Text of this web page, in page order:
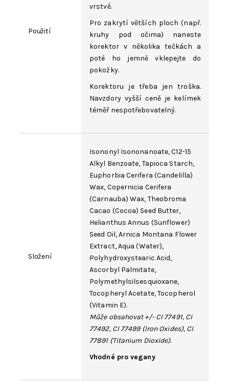
Použití
vrstvě.
Pro zakrytí větších ploch (např.
kruhy pod očima) naneste
korektor v několika tečkách a
poté ho jemně vklepejte do
pokožky.
Korektoru je třeba jen troška.
Navzdory vyšší ceně je kelímek
téměř nespotřebovatelný.
Složení
Isononyl Isononanoate, C12-15
Alkyl Benzoate, Tapioca Starch,
Euphorbia Cerifera (Candelilla)
Wax, Copernicia Cerifera
(Carnauba) Wax, Theobroma
Cacao (Cocoa) Seed Butter,
Helianthus Annus (Sunflower)
Seed Oil, Arnica Montana Flower
Extract,Aqua (Water),
Polyhydroxystearic Acid,
Ascorbyl Palmitate,
Polymethylsilsesquioxane,
Tocopheryl Acetate, Tocopherol
(Vitamin E).
Může obsahovat +/-CI 77491, CI
77492, CI 77499(Iron Oxides), CI
77891(Titanium Dioxide).
Vhodné pro vegany